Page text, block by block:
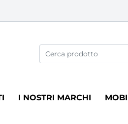
La modifica di un filtro
I NOSTRI MARCHI